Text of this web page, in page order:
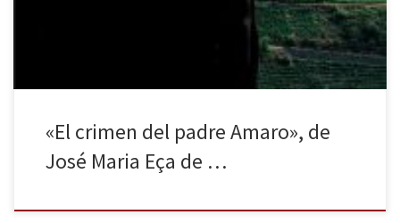
proceloso viene influenciado por Zola y Flaubert. Su autor es […]
«El crimen del padre Amaro», de
José Maria Eça de …